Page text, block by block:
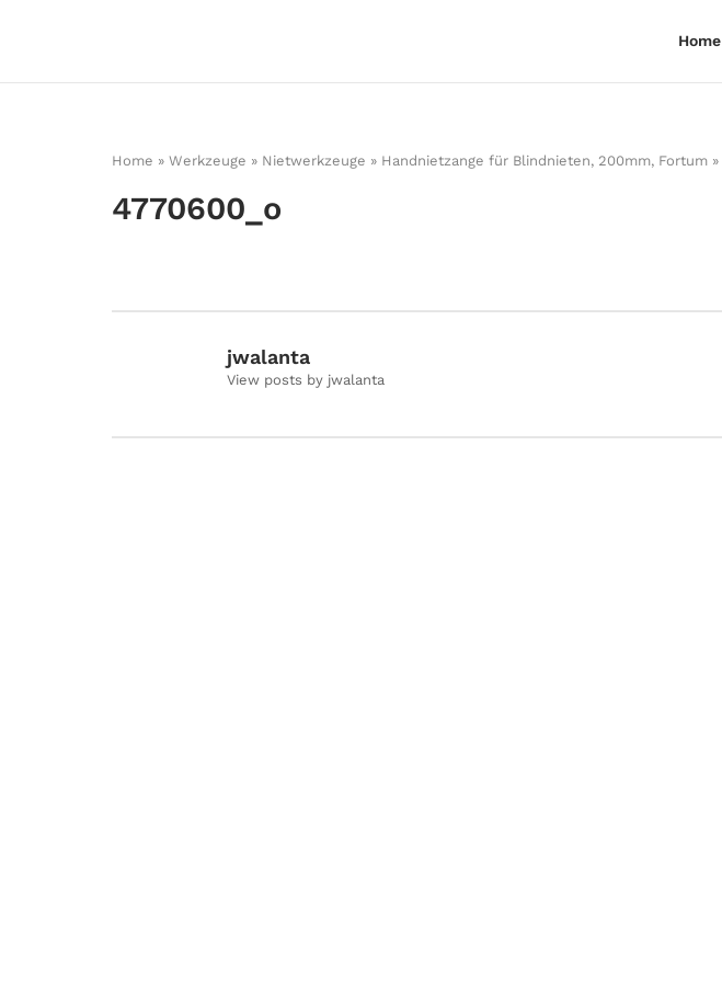
Home
Home » Werkzeuge » Nietwerkzeuge » Handnietzange für Blindnieten, 200mm, Fortum »
4770600_o
jwalanta
View posts by jwalanta